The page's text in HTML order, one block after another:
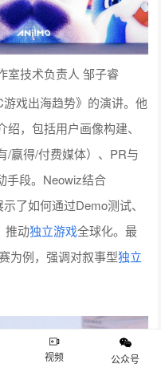
室技术负责人 邹子睿
戏出海趋势》的演讲。他
，包括用户画像构建、
/赢得/付费媒体）、PR与
手段。Neowiz结合
了如何通过Demo测试、
推动独立游戏全球化。最
为例，强调对叙事型独立
视频 公众号